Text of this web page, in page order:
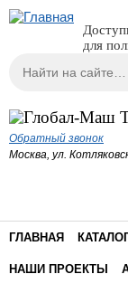
для
Форма
Обратный звонок
Москва, ул.
ГЛАВНАЯ
НАШИ ПРОЕКТЫ